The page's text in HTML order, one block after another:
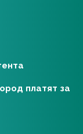
платят за